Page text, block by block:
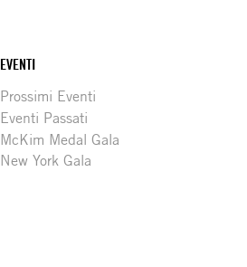
EVENTI
Prossimi Eventi
Eventi Passati
McKim Medal Gala
New York Gala